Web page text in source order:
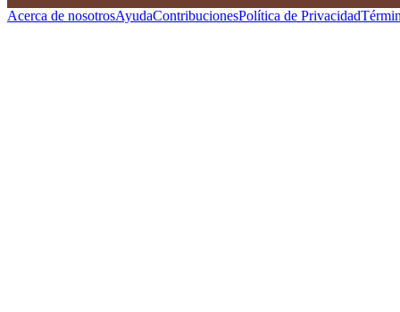
Acerca de nosotrosAyudaContribucionesPolítica de Privacidad